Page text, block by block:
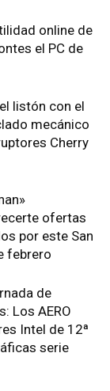
online de
el PC de
listón con el
mecánico
Cherry
ofertas
por este San
febrero
de
Los AERO
Intel de 12ª
serie